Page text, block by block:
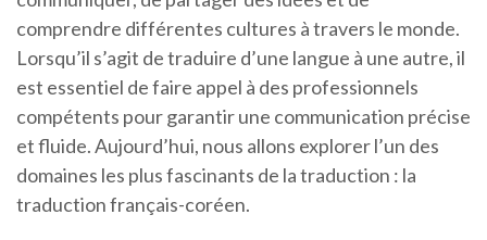
comprendre différentes cultures à travers le monde.
Lorsqu’il s’agit de traduire d’une langue à une autre, il
est essentiel de faire appel à des professionnels
compétents pour garantir une communication précise
et fluide. Aujourd’hui, nous allons explorer l’un des
domaines les plus fascinants de la traduction : la
traduction français-coréen.